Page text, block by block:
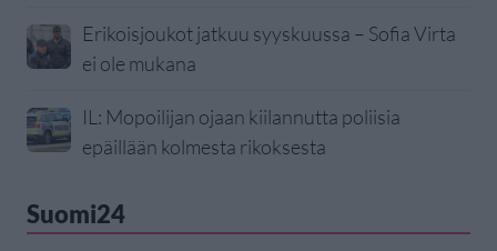
Erikoisjoukot jatkuu syyskuussa – Sofia Virta
ei ole mukana
IL: Mopoilijan ojaan kiilannutta poliisia
epäillään kolmesta rikoksesta
Suomi24